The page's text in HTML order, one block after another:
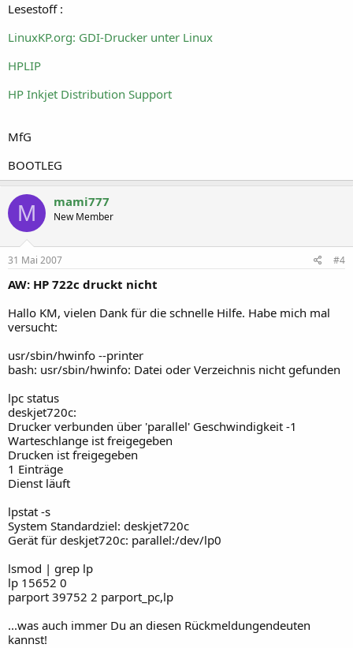
Lesestoff :
LinuxKP.org: GDI-Drucker unter Linux
HPLIP
HP Inkjet Distribution Support
MfG
BOOTLEG
M mami777
New Member
31 Mai 2007 #4
AW: HP 722c druckt nicht
Hallo KM, vielen Dank für die schnelle Hilfe. Habe mich mal
versucht:
usr/sbin/hwinfo --printer
bash: usr/sbin/hwinfo: Datei oder Verzeichnis nicht gefunden
lpc status
deskjet720c:
Drucker verbunden über 'parallel' Geschwindigkeit -1
Warteschlange ist freigegeben
Drucken ist freigegeben
1 Einträge
Dienst läuft
lpstat -s
System Standardziel: deskjet720c
Gerät für deskjet720c: parallel:/dev/lp0
lsmod | grep lp
lp 15652 0
parport 39752 2 parport_pc,lp
...was auch immer Du an diesen Rückmeldungendeuten
kannst!